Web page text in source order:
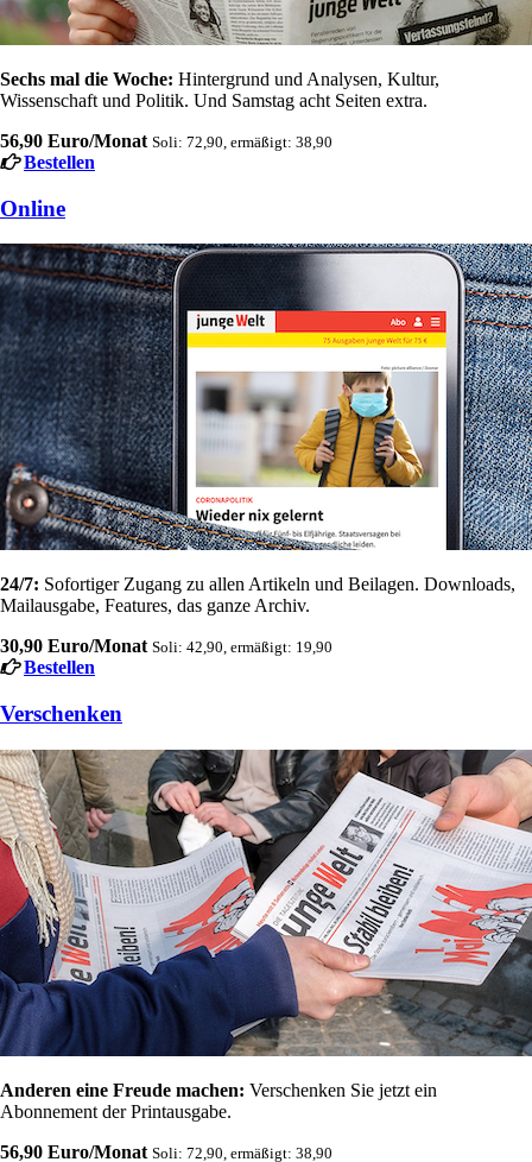
Sechs mal die Woche: Hintergrund und Analysen, Kultur,
Wissenschaft und Politik. Und Samstag acht Seiten extra.
56,90 Euro/Monat Soli: 72,90, ermäßigt: 38,90
Bestellen
Online
24/7: Sofortiger Zugang zu allen Artikeln und Beilagen. Downloads,
Mailausgabe, Features, das ganze Archiv.
30,90 Euro/Monat Soli: 42,90, ermäßigt: 19,90
Bestellen
Verschenken
Anderen eine Freude machen: Verschenken Sie jetzt ein
Abonnement der Printausgabe.
56,90 Euro/Monat Soli: 72,90, ermäßigt: 38,90